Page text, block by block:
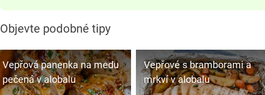
Objevte podobné tipy
Vepřová panenka na medu
pečená v alobalu
Vepřové s bramborami a
mrkví v alobalu